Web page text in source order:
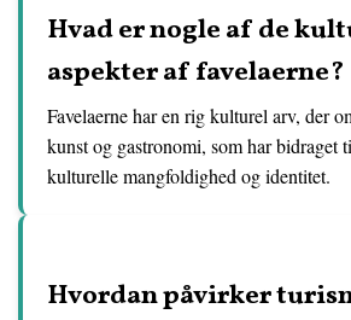
Hvad er nogle af de
aspekter af favelaerne?
Favelaerne har en rig kulturel arv, der
kunst og gastronomi, som har bidraget
kulturelle mangfoldighed og identitet.
Hvordan påvirker